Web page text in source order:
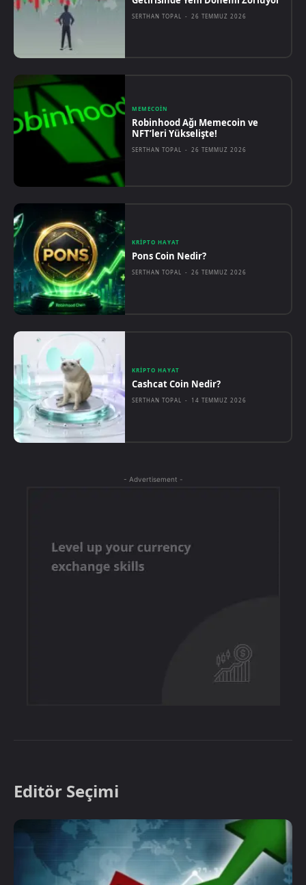
SERTHAN TOPAL - 26 TEMMUZ 2026
MEMECOIN
Robinhood Ağı Memecoin ve
NFT’leri Yükselişte!
SERTHAN TOPAL - 26 TEMMUZ 2026
KRIPTO HAYAT
Pons Coin Nedir?
SERTHAN TOPAL - 26 TEMMUZ 2026
KRIPTO HAYAT
Cashcat Coin Nedir?
SERTHAN TOPAL - 14 TEMMUZ 2026
- Advertisement -
Editör Seçimi